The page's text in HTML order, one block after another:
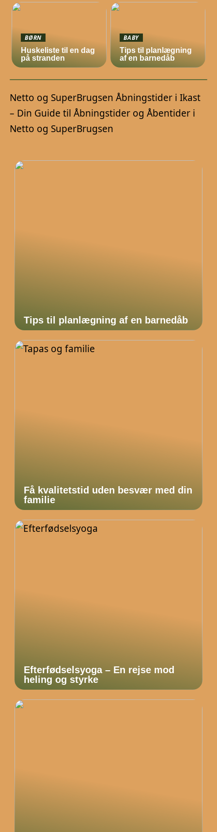
BØRN
Huskeliste til en dag
på stranden
BABY
Tips til planlægning
af en barnedåb
Netto og SuperBrugsen Åbningstider i Ikast
– Din Guide til Åbningstider og Åbentider i
Netto og SuperBrugsen
Tips til planlægning af en barnedåb
Få kvalitetstid uden besvær med din
familie
Efterfødselsyoga – En rejse mod
heling og styrke